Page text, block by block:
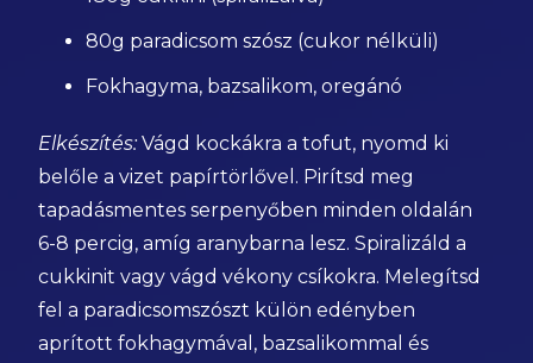
80g paradicsom szósz (cukor nélküli)
Fokhagyma, bazsalikom, oregánó
Elkészítés: Vágd kockákra a tofut, nyomd ki
belőle a vizet papírtörlővel. Pirítsd meg
tapadásmentes serpenyőben minden oldalán
6-8 percig, amíg aranybarna lesz. Spiralizáld a
cukkinit vagy vágd vékony csíkokra. Melegítsd
fel a paradicsomszószt külön edényben
aprított fokhagymával, bazsalikommal és